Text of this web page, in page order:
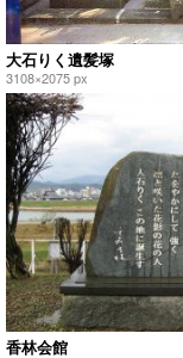
大石りく遺髪塚
3108×2075 px
香林会館